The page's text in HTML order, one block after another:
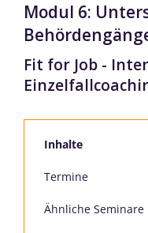
Modul 6:
Fit for Job -
Inhalte
Termine
Ähnliche Seminare